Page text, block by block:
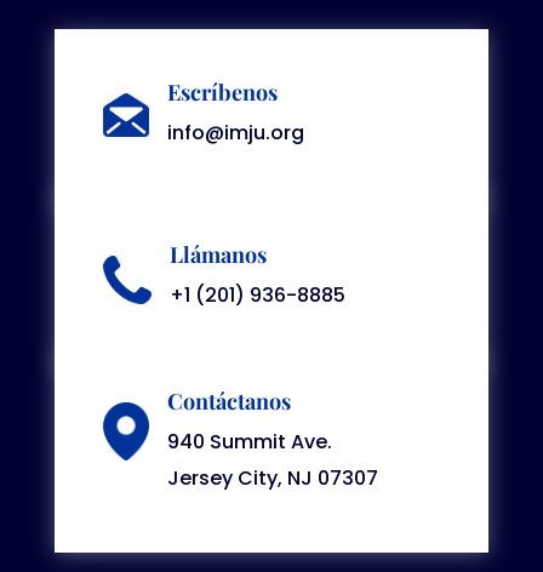
Escríbenos
info@imju.org
Llámanos
+1 (201) 936-8885
Contáctanos
940 Summit Ave.
Jersey City, NJ 07307